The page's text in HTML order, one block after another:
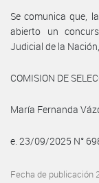
Se comunica que,
abierto un
Judicial de la
COMISION DE
María Fernanda
e. 23/09/2025 N°
Fecha de publicación